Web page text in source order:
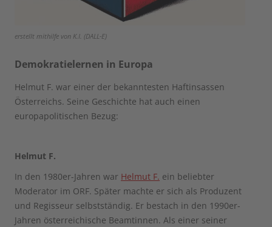
erstellt mithilfe von K.I. (DALL-E)
Demokratielernen in Europa
Helmut F. war einer der bekanntesten Haftinsassen
Österreichs. Seine Geschichte hat auch einen
europapolitischen Bezug:
Helmut F.
In den 1980er-Jahren war Helmut F. ein beliebter
Moderator im ORF. Später machte er sich als Produzent
und Regisseur selbstständig. Er bestach in den 1990er-
Jahren österreichische Beamtinnen. Als einer seiner